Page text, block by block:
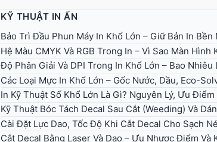
KỸ THUẬT IN ẤN
Bảo Trì Đầu Phun Máy In Khổ Lớn – Giữ Bản In Bền
Hệ Màu CMYK Và RGB Trong In – Vì Sao Màn Hình
Độ Phân Giải Và DPI Trong In Khổ Lớn – Bao Nhiêu
Các Loại Mực In Khổ Lớn – Gốc Nước, Dầu, Eco-
In Kỹ Thuật Số Khổ Lớn Là Gì? Nguyên Lý, Ưu
Kỹ Thuật Bóc Tách Decal Sau Cắt (Weeding) Và
Cài Đặt Lực Dao, Tốc Độ Khi Cắt Decal Cho Sạch
Cắt Decal Bằng Laser Và Dao – Ưu Nhược Điểm Và